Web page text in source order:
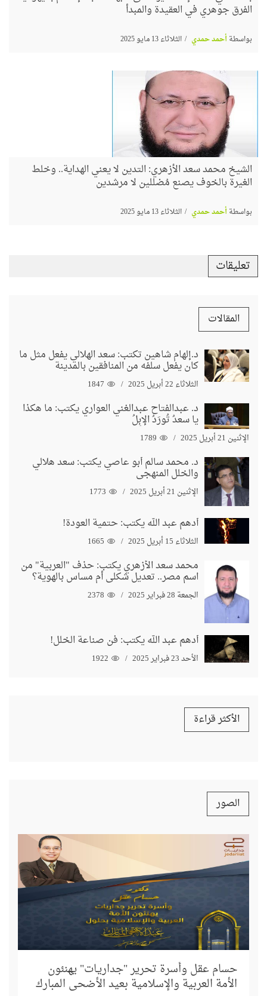
الفرق جوهري في العقيدة والمبدأ
بواسطةأحمد حمدي الثلاثاء 13 مايو 2025
الشيخ محمد سعد الأزهري: التدين لا يعني الهداية.. وخلط
الغيرة بالخوف يصنع مُضللين لا مرشدين
بواسطةأحمد حمدي الثلاثاء 13 مايو 2025
تعليقات
المقالات
د.إلهام شاهين تكتب: سعد الهلالي يفعل مثل ما
كان يفعل سلفه من المنافقين بالمدينة
الثلاثاء 22 أبريل 2025 1847
د. عبدالفتاح عبدالغني العواري يكتب: ما هكذا
يا سعدُ تُورَدُ الإبِلُ
الإثنين 21 أبريل 2025 1789
د. محمد سالم أبو عاصي يكتب: سعد هلالي
والخلل المنهجي
الإثنين 21 أبريل 2025 1773
أدهم عبد الله يكتب: حتمية العودة!
الثلاثاء 15 أبريل 2025 1665
محمد سعد الأزهري يكتب: حذف "العربية" من
اسم مصر.. تعديل شكلي أم مساس بالهوية؟
الجمعة 28 فبراير 2025 2378
أدهم عبد الله يكتب: فن صناعة الخلل!
الأحد 23 فبراير 2025 1922
الأكثر قراءة
الصور
حسام عقل وأسرة تحرير "جداريـات" يهنئون
الأمة العربية والإسلامية بعيد الأضحى المبارك